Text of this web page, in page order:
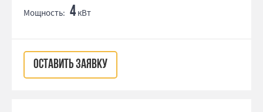
Мощность: 4 кВт
ОСТАВИТЬ ЗАЯВКУ